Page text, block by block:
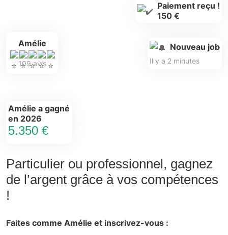
Particulier ou professionnel, gagnez
de l’argent grâce à vos compétences
!
Faites comme Amélie et inscrivez-vous :
Amélie
109 avis
Amélie a gagné
en 2026
5.350 €
Paiement reçu !
150 €
Nouveau job
Il y a 2 minutes